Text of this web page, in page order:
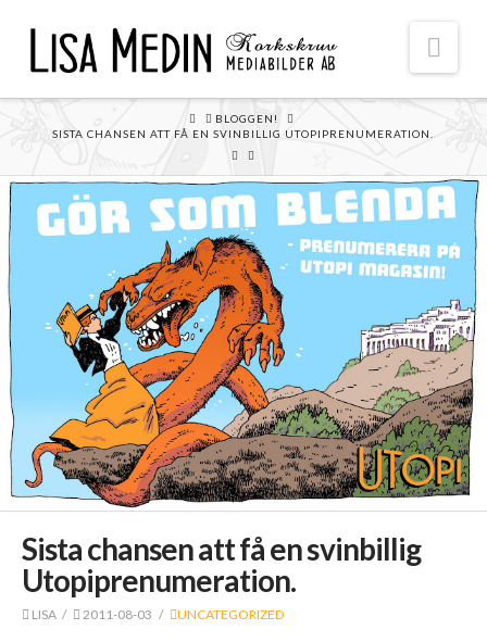
HOMEBLOGGEN!
SISTA CHANSEN ATT FÅ EN SVINBILLIG UTOPIPRENUMERATION.
Sista chansen att få en svinbillig
Utopiprenumeration.
LISA 2011-08-03 UNCATEGORIZED